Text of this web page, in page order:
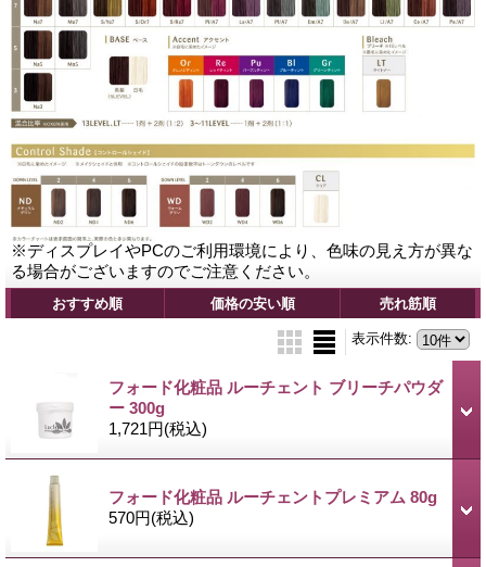
※ディスプレイやPCのご利用環境により、色味の見え方が異な
る場合がございますのでご注意ください。
おすすめ順 価格の安い順 売れ筋順
表示件数:
フォード化粧品 ルーチェント ブリーチパウダ
ー 300g
1,721円(税込)
フォード化粧品 ルーチェントプレミアム 80g
570円(税込)